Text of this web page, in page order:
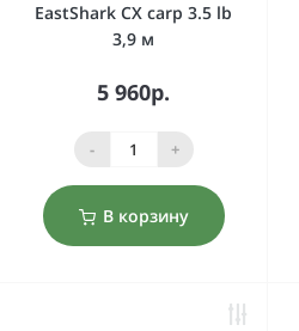
EastShark CX carp 3.5 lb
3,9 м
5 960р.
- +
В корзину